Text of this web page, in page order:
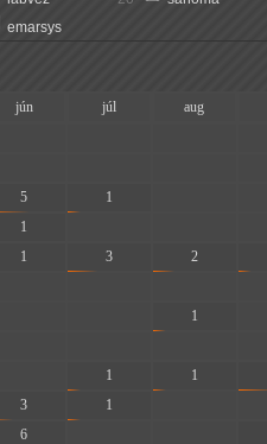
emarsys
jún júl aug
5 1
1
1 3 2
1
1 1
3 1
6